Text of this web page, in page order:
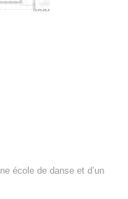
école de danse et d’un